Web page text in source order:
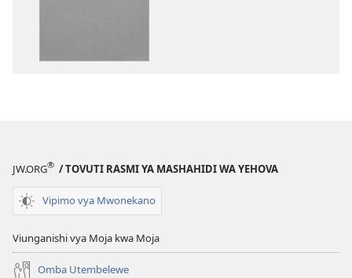
Ulimwengu
2017)
Ulimwengu
2017)
JW.ORG® / TOVUTI RASMI YA MASHAHIDI WA YEHOVA
Vipimo vya Mwonekano
Viunganishi vya Moja kwa Moja
Omba Utembelewe